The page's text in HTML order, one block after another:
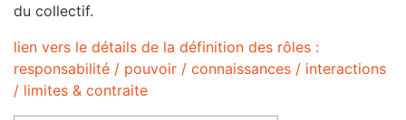
du collectif.
lien vers le détails de la définition des rôles :
responsabilité / pouvoir / connaissances / interactions
/ limites & contraite